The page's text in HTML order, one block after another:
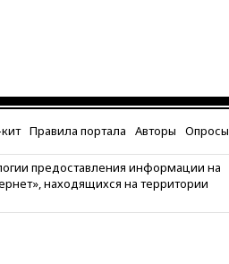
Правила портала Авторы Опросы
предоставления информации на
находящихся на территории